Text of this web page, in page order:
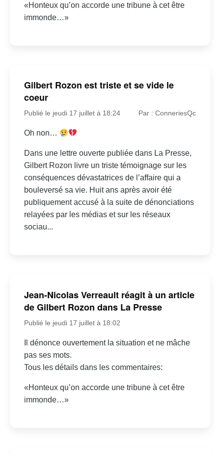
«Honteux qu’on accorde une tribune à cet être
immonde…»
Gilbert Rozon est triste et se vide le
coeur
Publié le jeudi 17 juillet à 18:24 Par : ConneriesQc
Oh non…
Dans une lettre ouverte publiée dans La Presse,
Gilbert Rozon livre un triste témoignage sur les
conséquences dévastatrices de l’affaire qui a
bouleversé sa vie. Huit ans après avoir été
publiquement accusé à la suite de dénonciations
relayées par les médias et sur les réseaux
sociau...
Jean-Nicolas Verreault réagit à un article
de Gilbert Rozon dans La Presse
Publié le jeudi 17 juillet à 18:02
Il dénonce ouvertement la situation et ne mâche
pas ses mots.
Tous les détails dans les commentaires:
«Honteux qu’on accorde une tribune à cet être
immonde…»